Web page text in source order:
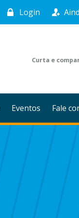
Login
Curta e
Eventos Fale